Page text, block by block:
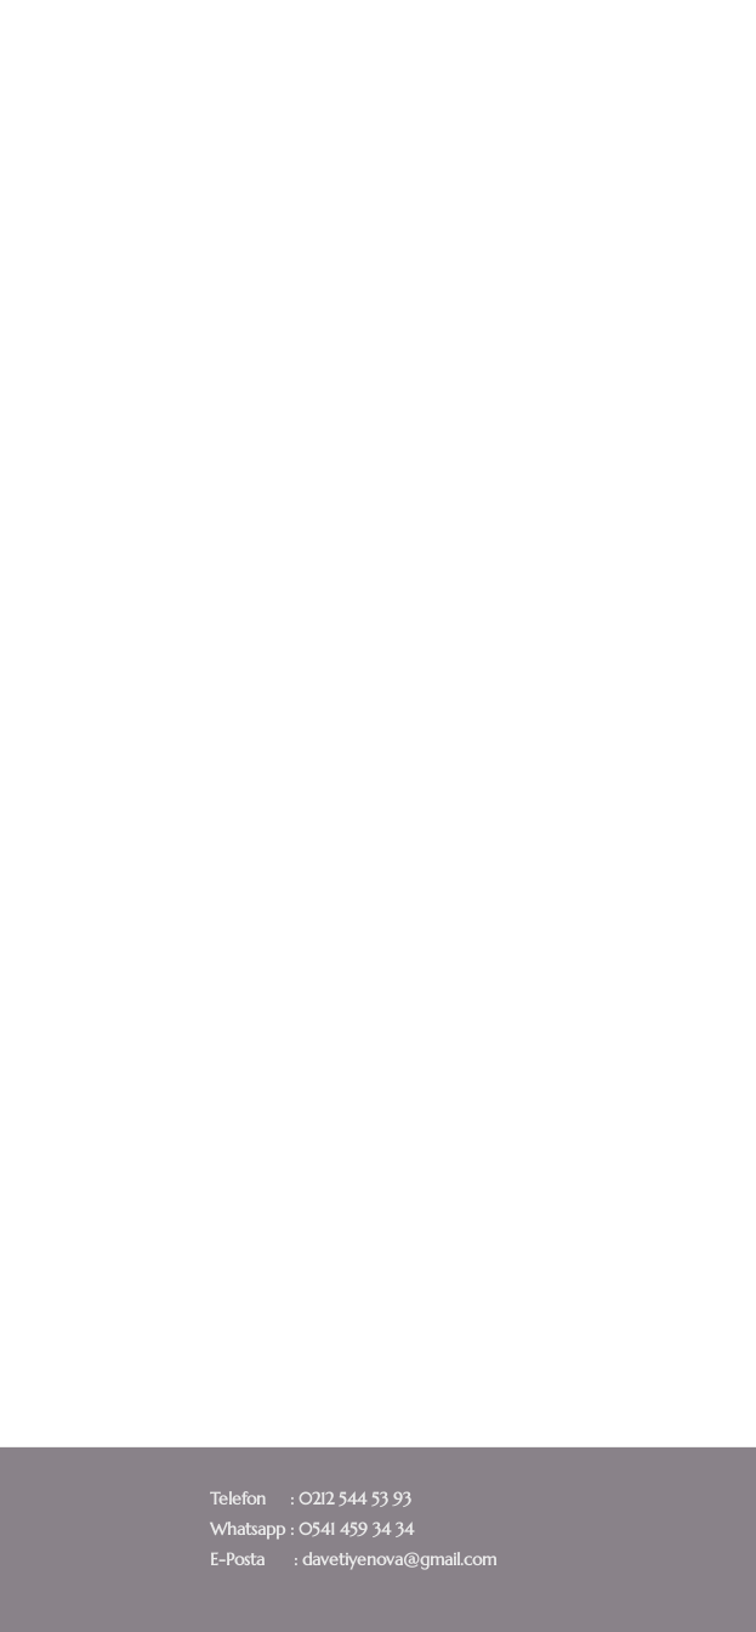
Telefon : 0212 544 53 93
Whatsapp : 0541 459 34 34
E-Posta : davetiyenova@gmail.com